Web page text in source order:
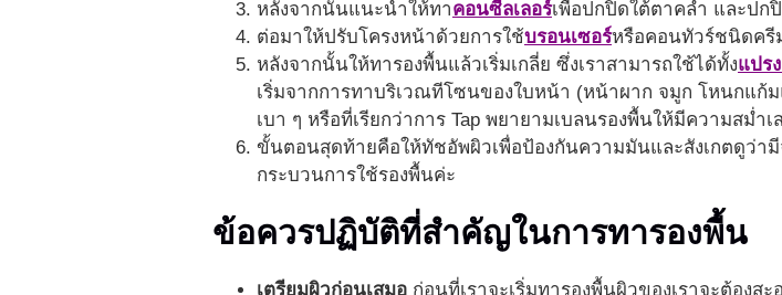
หลังจากนั้นแนะนำให้ทาคอนซีลเลอร์เพื่อปกปิดใต้ตาคล้ำ และปก
ต่อมาให้ปรับโครงหน้าด้วยการใช้บรอนเซอร์หรือคอนทัวร์ชนิดครี
หลังจากนั้นให้ทารองพื้นแล้วเริ่มเกลี่ย ซึ่งเราสามารถใช้ได้ทั้งแปร
เริ่มจากการทาบริเวณทีโซนของใบหน้า (หน้าผาก จมูก โหนกแก้
เบา ๆ หรือที่เรียกว่าการ Tap พยายามเบลนรองพื้นให้มีความส
ขั้นตอนสุดท้ายคือให้ทัชอัพผิวเพื่อป้องกันความมันและสังเกตดูว่า
กระบวนการใช้รองพื้นค่ะ
ข้อควรปฏิบัติที่สำคัญในการทารองพื้น
เตรียมผิวก่อนเสมอก่อนที่เราจะเริ่มทารองพื้นผิวของเราจะต้องส